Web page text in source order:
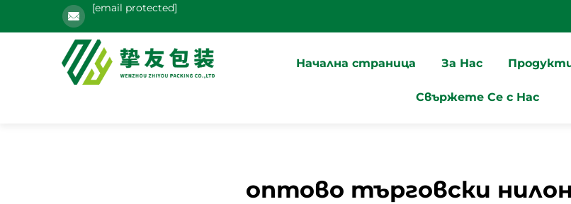
[email protected]
Начална страница За Нас
Свържете Се с Нас
оптово търговски